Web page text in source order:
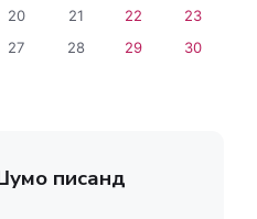
20 21 22
23
27 28 29
30
писанд